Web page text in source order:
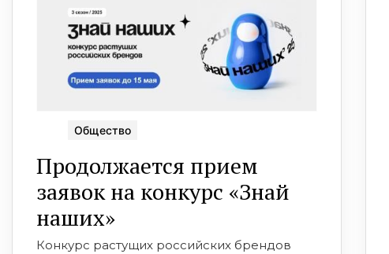
Общество
Продолжается прием
заявок на конкурс «Знай
наших»
Конкурс растущих российских брендов